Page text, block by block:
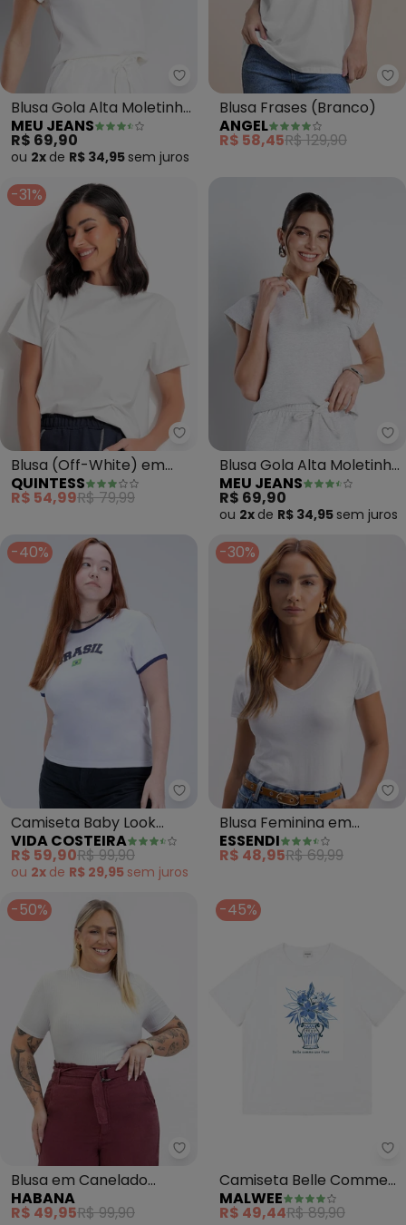
Meu Jeans - Blusa Gola Alta
Blusa Gola Alta Moletinho
(Off White)
MEU JEANS
R$ 69,90
ou 2x de R$ 34,95 sem juros
Blusa Frases (Branco)
ANGEL
R$ 58,45R$ 129,90
-31%
Quintess - Blusa (Off-White)
Blusa (Off-White) em
Malha de Algodão
QUINTESS
R$ 54,99R$ 79,99
Blusa Gola Alta Moletinho
(Mescla Banana)
MEU JEANS
R$ 69,90
ou 2x de R$ 34,95 sem juros
-40%
Vida Costeira - Camiseta Baby
Camiseta Baby Look
Brasil Copa Branca
(Branco)
VIDA COSTEIRA
R$ 59,90R$ 99,90
ou 2x de R$ 29,95 sem juros
-30%
Blusa Feminina em
Algodão (Branco)
ESSENDI
R$ 48,95R$ 69,99
-50%
Habana - Blusa em Canelado
Blusa em Canelado
(Branco)
HABANA
R$ 49,95R$ 99,90
-45%
Camiseta Belle Comme
Une Fleur (Branco)
MALWEE
R$ 49,44R$ 89,90